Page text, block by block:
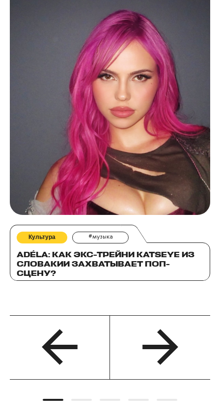
Культура #музыка
ADÉLA: КАК ЭКС-ТРЕЙНИ KATSEYE ИЗ
СЛОВАКИИ ЗАХВАТЫВАЕТ ПОП-
СЦЕНУ?